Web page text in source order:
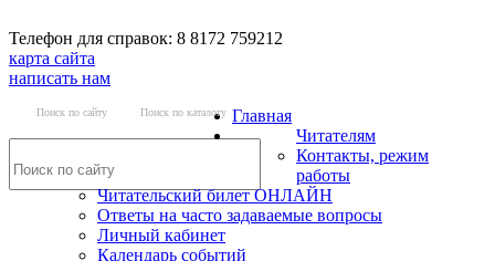
Телефон для справок: 8 8172 759212
карта сайта
написать нам
Поиск по сайту Поиск по каталогу Главная
Читателям
Контакты, режим
работы
Читательский билет ОНЛАЙН
Ответы на часто задаваемые вопросы
Личный кабинет
Календарь событий